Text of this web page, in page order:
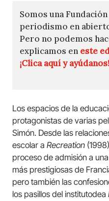
Somos una
periodismo en
Pero no podemos
explicamos en este
¡Clica aquí y ayúdanos!
Los espacios de la
protagonistas de varias
Simón. Desde las
escolar a Recreation
proceso de admisión a
más prestigiosas de
pero también las
los pasillos del institutodea